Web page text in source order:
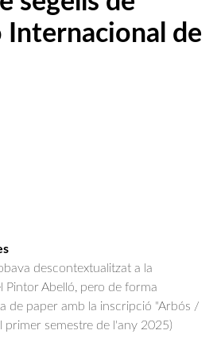
Internacional de
descontextualitzat a la
Pintor Abelló, pero de forma
de paper amb la inscripció "Arbós /
primer semestre de l'any 2025)